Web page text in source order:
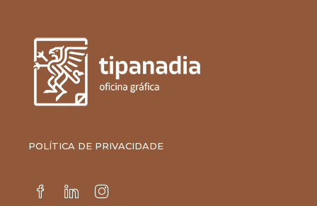
POLÍTICA DE PRIVACIDADE